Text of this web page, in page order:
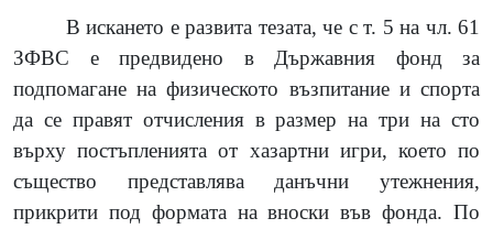
В искането е развита тезата, че с т. 5 на чл. 61
ЗФВС е предвидено в Държавния фонд за
подпомагане на физическото възпитание и спорта
да се правят отчисления в размер на три на сто
върху постъпленията от хазартни игри, което по
същество представлява данъчни утежнения,
прикрити под формата на вноски във фонда. По